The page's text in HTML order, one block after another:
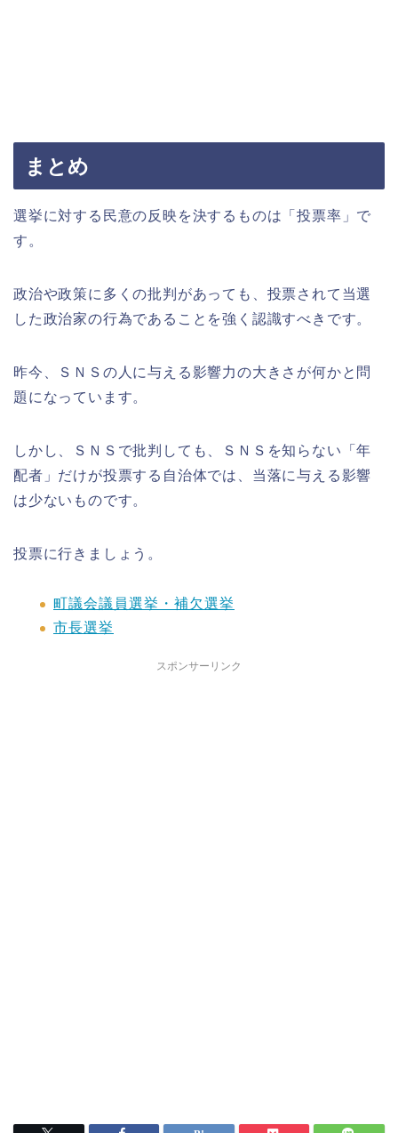
まとめ
選挙に対する民意の反映を決するものは「投票率」で
す。
政治や政策に多くの批判があっても、投票されて当選
した政治家の行為であることを強く認識すべきです。
昨今、ＳＮＳの人に与える影響力の大きさが何かと問
題になっています。
しかし、ＳＮＳで批判しても、ＳＮＳを知らない「年
配者」だけが投票する自治体では、当落に与える影響
は少ないものです。
投票に行きましょう。
町議会議員選挙・補欠選挙
市長選挙
スポンサーリンク